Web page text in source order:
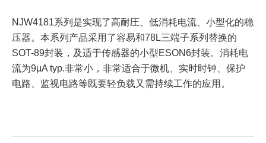
NJW4181系列是实现了高耐圧、低消耗电流、小型化的稳
压器。本系列产品采用了容易和78L三端子系列替换的
SOT-89封装，及适于传感器的小型ESON6封装。消耗电
流为9µA typ.非常小，非常适合于微机、实时时钟、保护
电路、监视电路等既要轻负载又需持续工作的应用。